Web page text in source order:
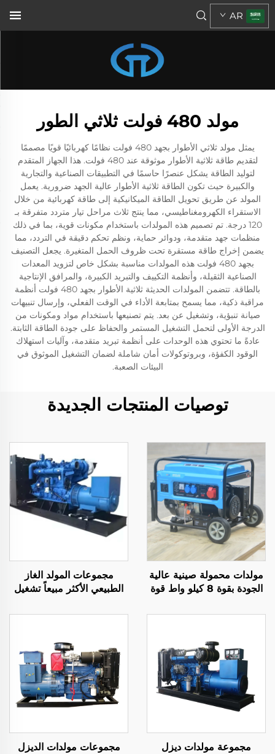
AR
مولد 480 فولت ثلاثي الطور
يمثل مولد ثلاثي الأطوار بجهد 480 فولت نظامًا كهربائيًا قويًا مصممًا
لتقديم طاقة ثلاثية الأطوار موثوقة عند 480 فولت. هذا الجهاز المتقدم
لتوليد الطاقة يشكل عنصرًا حاسمًا في التطبيقات الصناعية والتجارية
والكبيرة حيث تكون الطاقة ثلاثية الأطوار عالية الجهد ضرورية. يعمل
المولد عن طريق تحويل الطاقة الميكانيكية إلى طاقة كهربائية من خلال
الاستقراء الكهرومغناطيسي، مما ينتج ثلاث مراحل تيار متردد متفرقة بـ
120 درجة. تم تصميم هذه المولدات باستخدام مكونات قوية، بما في ذلك
منظمات جهد متقدمة، ودوائر حماية، ونظم تحكم دقيقة في التردد، مما
يضمن إخراج طاقة مستقرة تحت ظروف الحمل المتغيرة. يجعل التصنيف
بجهد 480 فولت هذه المولدات مناسبة بشكل خاص لتزويد المعدات
الصناعية الثقيلة، وأنظمة التكييف والتبريد الكبيرة، والمرافق الإنتاجية
بالطاقة. تتضمن المولدات الحديثة ثلاثية الأطوار بجهد 480 فولت أنظمة
مراقبة ذكية، مما يسمح بمتابعة الأداء في الوقت الفعلي، وإرسال تنبيهات
صيانة تنبؤية، وتشغيل عن بعد. يتم تصنيعها باستخدام مواد ومكونات من
الدرجة الأولى لتحمل التشغيل المستمر والحفاظ على جودة الطاقة الثابتة.
عادةً ما تحتوي هذه الوحدات على أنظمة تبريد متقدمة، وآليات استهلاك
الوقود الكفؤة، وبروتوكولات أمان شاملة لضمان التشغيل الموثوق في
البيئات الصعبة.
توصيات المنتجات الجديدة
مولدات محمولة صينية عالية
الجودة بقوة 8 كيلو واط قوة
تيار متردد أحادي الطور
مجموعات المولد الغاز
الطبيعي الأكثر مبيعاً تشغيل
1000kw 1500kw
مجموعة مولدات ديزل
مجموعات مولدات الديزل